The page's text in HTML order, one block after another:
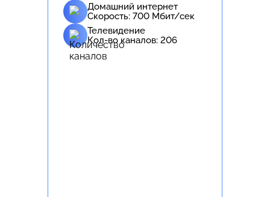
Домашний интернет
Скорость: 700 Мбит/сек
Телевидение
Кол-во каналов: 206